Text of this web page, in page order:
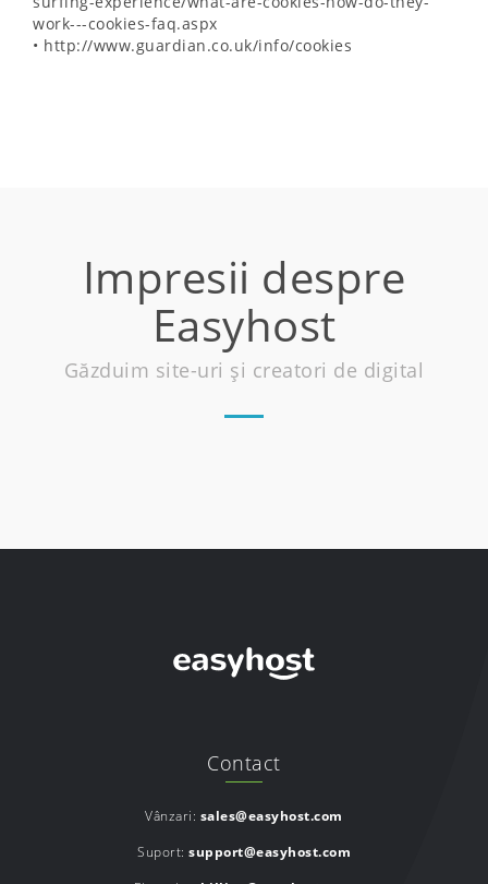
work---cookies-faq.aspx
• http://www.guardian.co.uk/info/cookies
Impresii despre
Easyhost
Găzduim site-uri și creatori de digital
Contact
Vânzari: sales@easyhost.com
Suport: support@easyhost.com